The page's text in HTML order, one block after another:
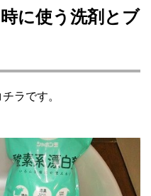
に使う洗剤とブ
ラです。